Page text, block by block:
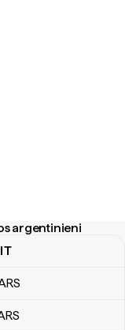
argentinieni